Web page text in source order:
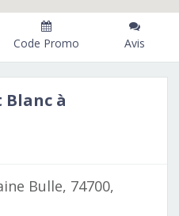
Code Promo Avis
Blanc à
Bulle, 74700,